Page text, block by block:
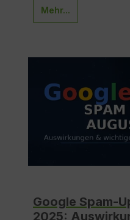
Mehr...
Google Spam-
2025: